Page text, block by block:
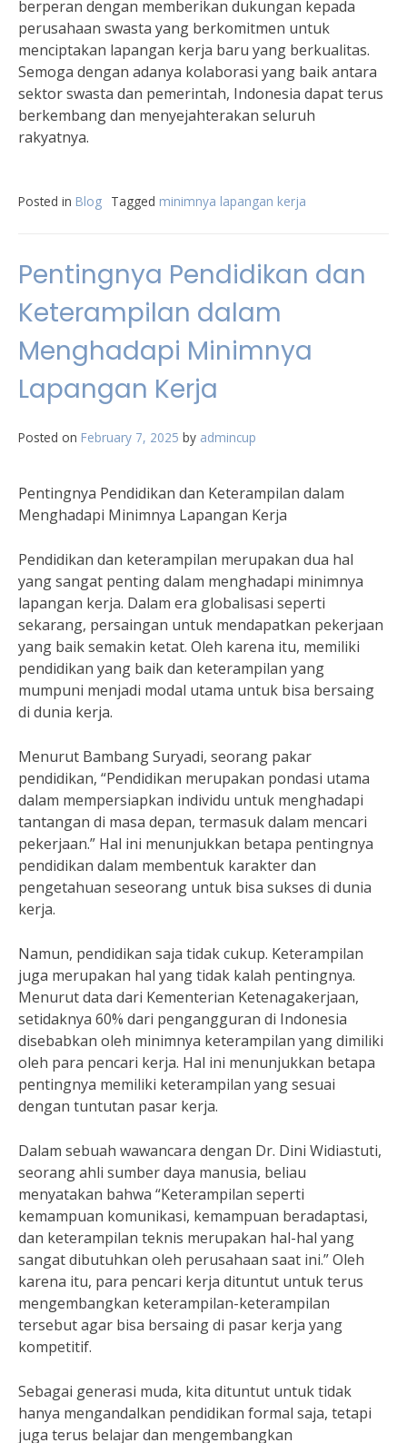
berperan dengan memberikan dukungan kepada
perusahaan swasta yang berkomitmen untuk
menciptakan lapangan kerja baru yang berkualitas.
Semoga dengan adanya kolaborasi yang baik antara
sektor swasta dan pemerintah, Indonesia dapat terus
berkembang dan menyejahterakan seluruh
rakyatnya.
Posted in Blog Tagged minimnya lapangan kerja
Pentingnya Pendidikan dan
Keterampilan dalam
Menghadapi Minimnya
Lapangan Kerja
Posted on February 7, 2025 by admincup
Pentingnya Pendidikan dan Keterampilan dalam
Menghadapi Minimnya Lapangan Kerja
Pendidikan dan keterampilan merupakan dua hal
yang sangat penting dalam menghadapi minimnya
lapangan kerja. Dalam era globalisasi seperti
sekarang, persaingan untuk mendapatkan pekerjaan
yang baik semakin ketat. Oleh karena itu, memiliki
pendidikan yang baik dan keterampilan yang
mumpuni menjadi modal utama untuk bisa bersaing
di dunia kerja.
Menurut Bambang Suryadi, seorang pakar
pendidikan, “Pendidikan merupakan pondasi utama
dalam mempersiapkan individu untuk menghadapi
tantangan di masa depan, termasuk dalam mencari
pekerjaan.” Hal ini menunjukkan betapa pentingnya
pendidikan dalam membentuk karakter dan
pengetahuan seseorang untuk bisa sukses di dunia
kerja.
Namun, pendidikan saja tidak cukup. Keterampilan
juga merupakan hal yang tidak kalah pentingnya.
Menurut data dari Kementerian Ketenagakerjaan,
setidaknya 60% dari pengangguran di Indonesia
disebabkan oleh minimnya keterampilan yang dimiliki
oleh para pencari kerja. Hal ini menunjukkan betapa
pentingnya memiliki keterampilan yang sesuai
dengan tuntutan pasar kerja.
Dalam sebuah wawancara dengan Dr. Dini Widiastuti,
seorang ahli sumber daya manusia, beliau
menyatakan bahwa “Keterampilan seperti
kemampuan komunikasi, kemampuan beradaptasi,
dan keterampilan teknis merupakan hal-hal yang
sangat dibutuhkan oleh perusahaan saat ini.” Oleh
karena itu, para pencari kerja dituntut untuk terus
mengembangkan keterampilan-keterampilan
tersebut agar bisa bersaing di pasar kerja yang
kompetitif.
Sebagai generasi muda, kita dituntut untuk tidak
hanya mengandalkan pendidikan formal saja, tetapi
juga terus belajar dan mengembangkan